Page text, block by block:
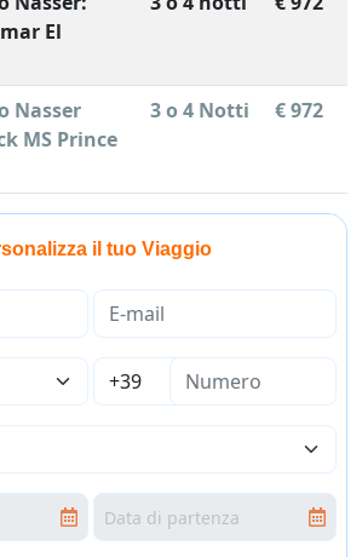
El
Nasser
MS Prince
3 o 4 Notti € 972
il tuo Viaggio